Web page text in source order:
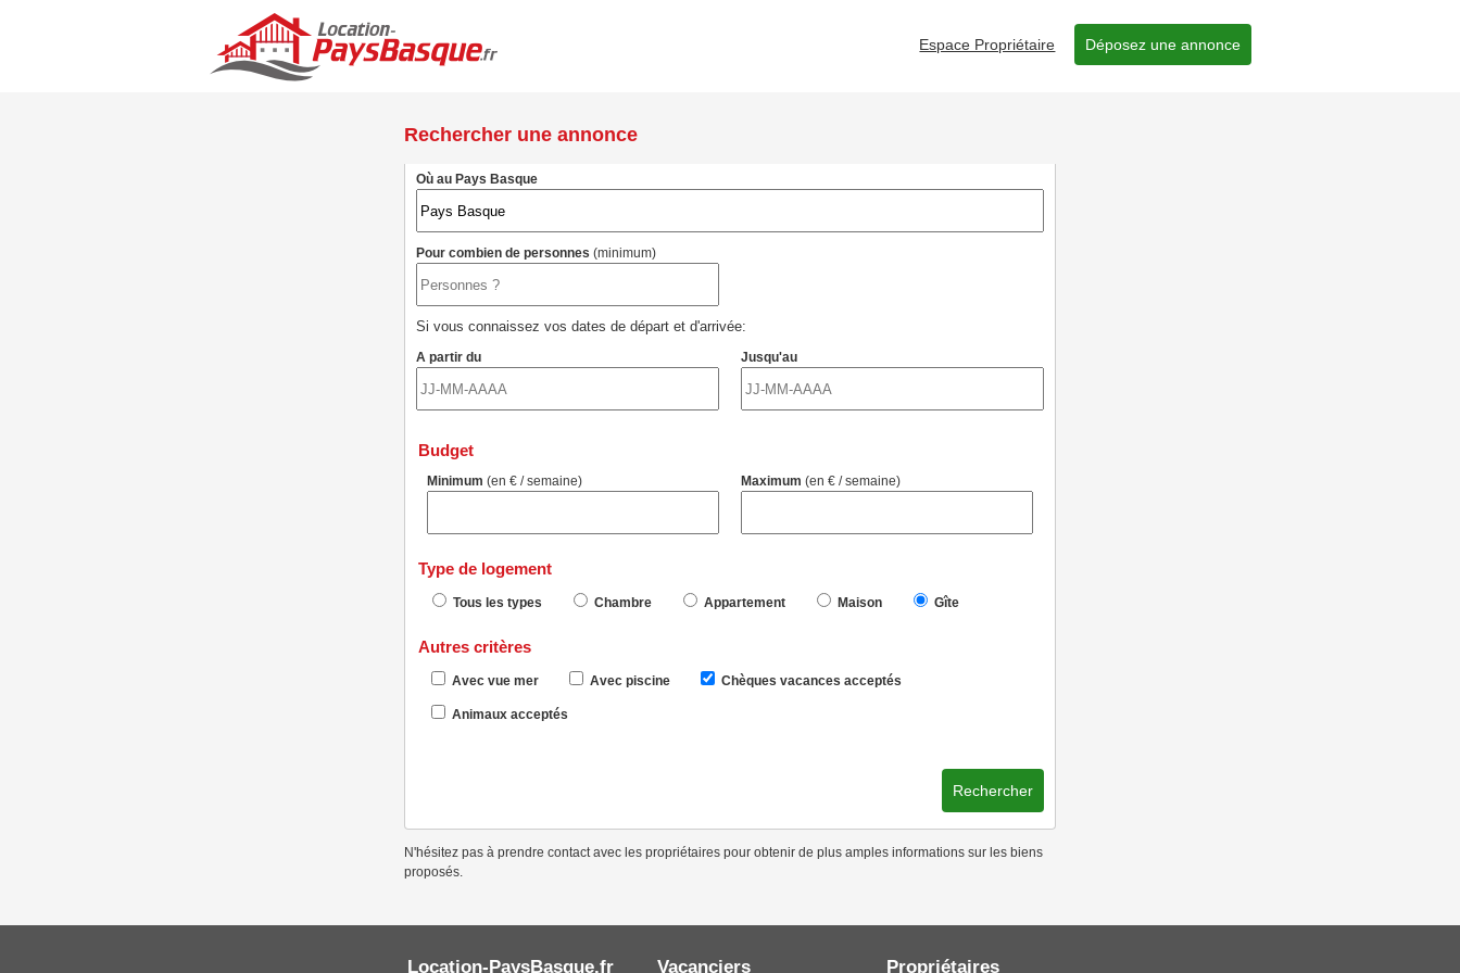
Espace Propriétaire Déposez une annonce
Rechercher une annonce
Où au Pays Basque
Pour combien de personnes (minimum)
Si vous connaissez vos dates de départ et d'arrivée:
A partir du Jusqu'au
Budget
Minimum (en € / semaine) Maximum (en € / semaine)
Type de logement
Tous les types Chambre Appartement Maison Gîte
Autres critères
Avec vue mer Avec piscine Chèques vacances acceptés
Animaux acceptés
Rechercher
N'hésitez pas à prendre contact avec les propriétaires pour obtenir de plus amples informations sur les biens
proposés.
Location-PaysBasque.fr Vacanciers Propriétaires